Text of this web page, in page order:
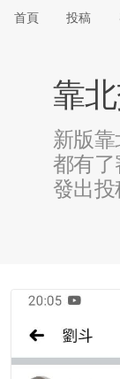
首頁 投稿
靠
新版
都有
發出投